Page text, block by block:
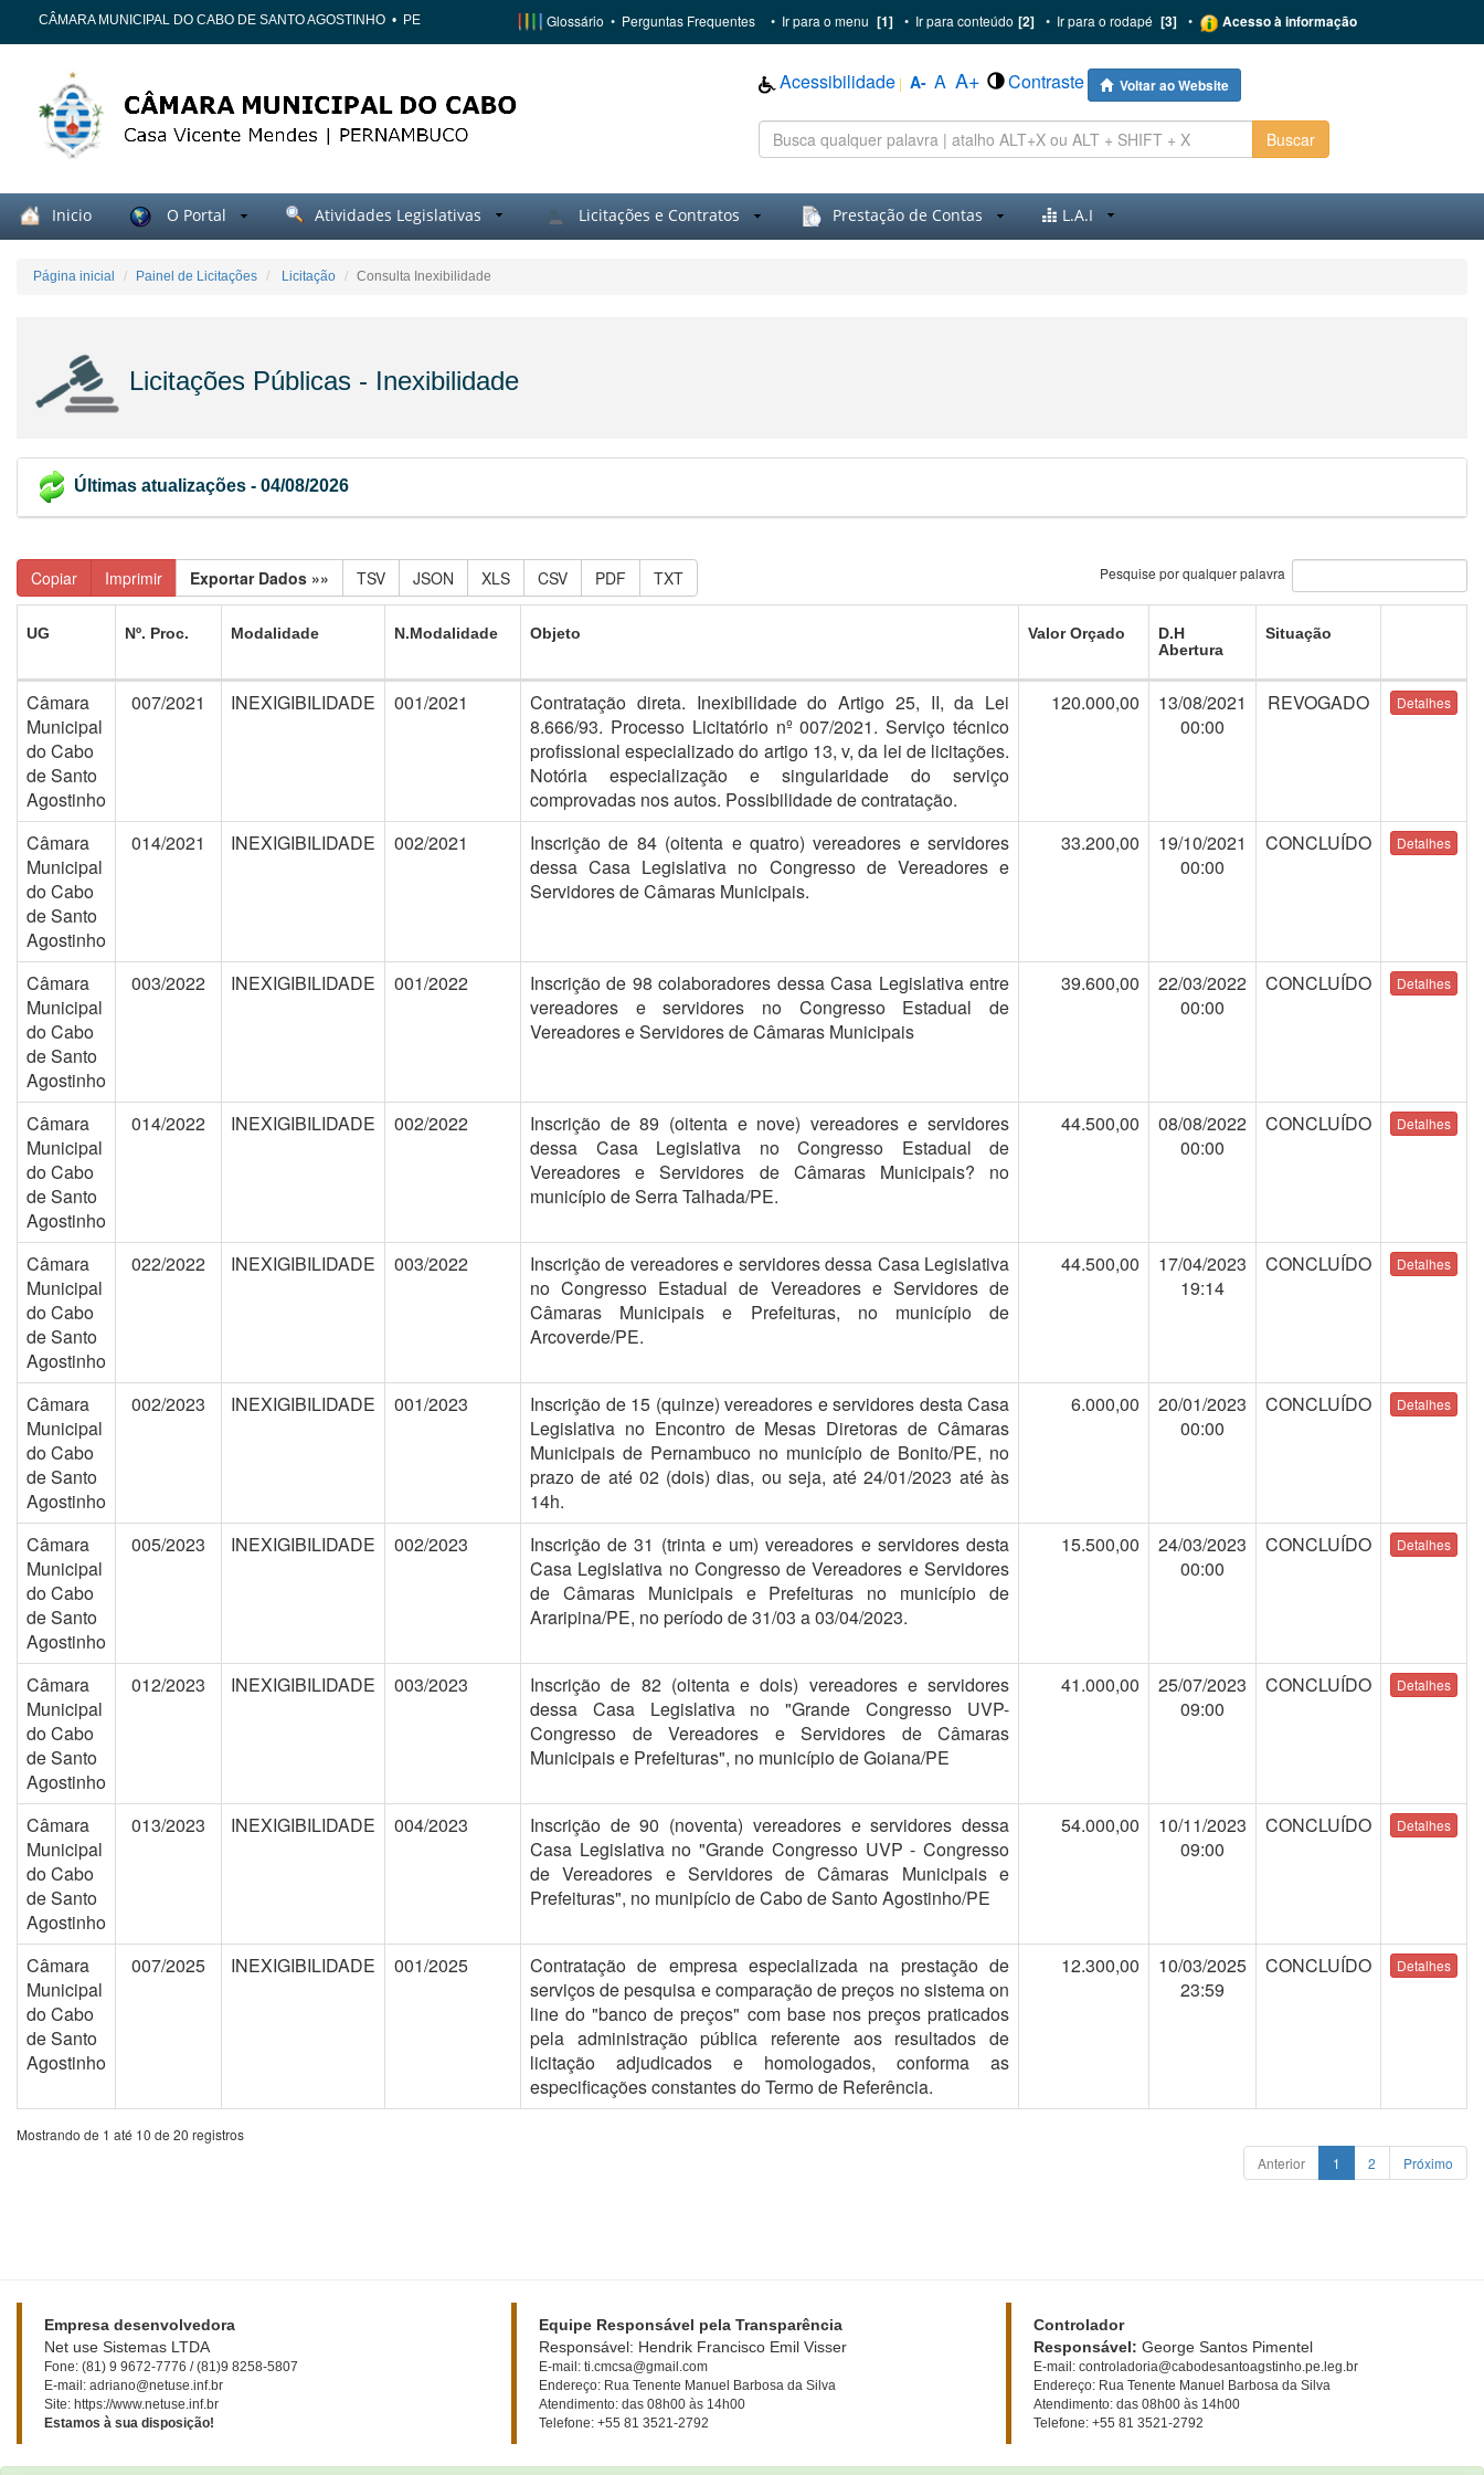
CÂMARA MUNICIPAL DO CABO DE SANTO AGOSTINHO • PE Glossário • Perguntas Frequentes • Ir para o menu [1] • Ir para conteúdo [2] • Ir para o rodapé [3] • Acesso à informação
Acessibilidade | A- A A+ Contraste Voltar ao Website
Buscar
Inicio O Portal Atividades Legislativas Licitações e Contratos Prestação de Contas L.A.I
Página inicial Painel de Licitações Licitação Consulta Inexibilidade
Licitações Públicas - Inexibilidade
Últimas atualizações - 04/08/2026
Copiar Imprimir Exportar Dados »» TSV JSON XLS CSV PDF TXT Pesquise por qualquer palavra
UG Nº. Proc. Modalidade N.Modalidade Objeto Valor Orçado
D.H
Abertura
Situação
Câmara
Municipal
do Cabo
de Santo
Agostinho
007/2021 INEXIGIBILIDADE 001/2021
Contratação direta. Inexibilidade do Artigo 25, II, da Lei
8.666/93. Processo Licitatório nº 007/2021. Serviço técnico
profissional especializado do artigo 13, v, da lei de licitações.
Notória especialização e singularidade do serviço
comprovadas nos autos. Possibilidade de contratação.
120.000,00
13/08/2021
00:00
REVOGADO
Câmara
Municipal
do Cabo
de Santo
Agostinho
014/2021 INEXIGIBILIDADE 002/2021
Inscrição de 84 (oitenta e quatro) vereadores e servidores
dessa Casa Legislativa no Congresso de Vereadores e
Servidores de Câmaras Municipais.
33.200,00
19/10/2021
00:00
CONCLUÍDO
Câmara
Municipal
do Cabo
de Santo
Agostinho
003/2022 INEXIGIBILIDADE 001/2022
Inscrição de 98 colaboradores dessa Casa Legislativa entre
vereadores e servidores no Congresso Estadual de
Vereadores e Servidores de Câmaras Municipais
39.600,00
22/03/2022
00:00
CONCLUÍDO
Câmara
Municipal
do Cabo
de Santo
Agostinho
014/2022 INEXIGIBILIDADE 002/2022
Inscrição de 89 (oitenta e nove) vereadores e servidores
dessa Casa Legislativa no Congresso Estadual de
Vereadores e Servidores de Câmaras Municipais? no
município de Serra Talhada/PE.
44.500,00
08/08/2022
00:00
CONCLUÍDO
Câmara
Municipal
do Cabo
de Santo
Agostinho
022/2022 INEXIGIBILIDADE 003/2022
Inscrição de vereadores e servidores dessa Casa Legislativa
no Congresso Estadual de Vereadores e Servidores de
Câmaras Municipais e Prefeituras, no município de
Arcoverde/PE.
44.500,00
17/04/2023
19:14
CONCLUÍDO
Câmara
Municipal
do Cabo
de Santo
Agostinho
002/2023 INEXIGIBILIDADE 001/2023
Inscrição de 15 (quinze) vereadores e servidores desta Casa
Legislativa no Encontro de Mesas Diretoras de Câmaras
Municipais de Pernambuco no município de Bonito/PE, no
prazo de até 02 (dois) dias, ou seja, até 24/01/2023 até às
14h.
6.000,00
20/01/2023
00:00
CONCLUÍDO
Câmara
Municipal
do Cabo
de Santo
Agostinho
005/2023 INEXIGIBILIDADE 002/2023
Inscrição de 31 (trinta e um) vereadores e servidores desta
Casa Legislativa no Congresso de Vereadores e Servidores
de Câmaras Municipais e Prefeituras no município de
Araripina/PE, no período de 31/03 a 03/04/2023.
15.500,00
24/03/2023
00:00
CONCLUÍDO
Câmara
Municipal
do Cabo
de Santo
Agostinho
012/2023 INEXIGIBILIDADE 003/2023
Inscrição de 82 (oitenta e dois) vereadores e servidores
dessa Casa Legislativa no "Grande Congresso UVP-
Congresso de Vereadores e Servidores de Câmaras
Municipais e Prefeituras", no município de Goiana/PE
41.000,00
25/07/2023
09:00
CONCLUÍDO
Câmara
Municipal
do Cabo
de Santo
Agostinho
013/2023 INEXIGIBILIDADE 004/2023
Inscrição de 90 (noventa) vereadores e servidores dessa
Casa Legislativa no "Grande Congresso UVP - Congresso
de Vereadores e Servidores de Câmaras Municipais e
Prefeituras", no munipício de Cabo de Santo Agostinho/PE
54.000,00
10/11/2023
09:00
CONCLUÍDO
Câmara
Municipal
do Cabo
de Santo
Agostinho
007/2025 INEXIGIBILIDADE 001/2025
Contratação de empresa especializada na prestação de
serviços de pesquisa e comparação de preços no sistema on
line do "banco de preços" com base nos preços praticados
pela administração pública referente aos resultados de
licitação adjudicados e homologados, conforma as
especificações constantes do Termo de Referência.
12.300,00
10/03/2025
23:59
CONCLUÍDO
Mostrando de 1 até 10 de 20 registros
Anterior
1 2 Próximo
Empresa desenvolvedora
Net use Sistemas LTDA
Fone: (81) 9 9672-7776 / (81)9 8258-5807
E-mail: adriano@netuse.inf.br
Site: https://www.netuse.inf.br
Estamos à sua disposição!
Equipe Responsável pela Transparência
Responsável: Hendrik Francisco Emil Visser
E-mail: ti.cmcsa@gmail.com
Endereço: Rua Tenente Manuel Barbosa da Silva
Atendimento: das 08h00 às 14h00
Telefone: +55 81 3521-2792
Controlador
Responsável: George Santos Pimentel
E-mail: controladoria@cabodesantoagstinho.pe.leg.br
Endereço: Rua Tenente Manuel Barbosa da Silva
Atendimento: das 08h00 às 14h00
Telefone: +55 81 3521-2792